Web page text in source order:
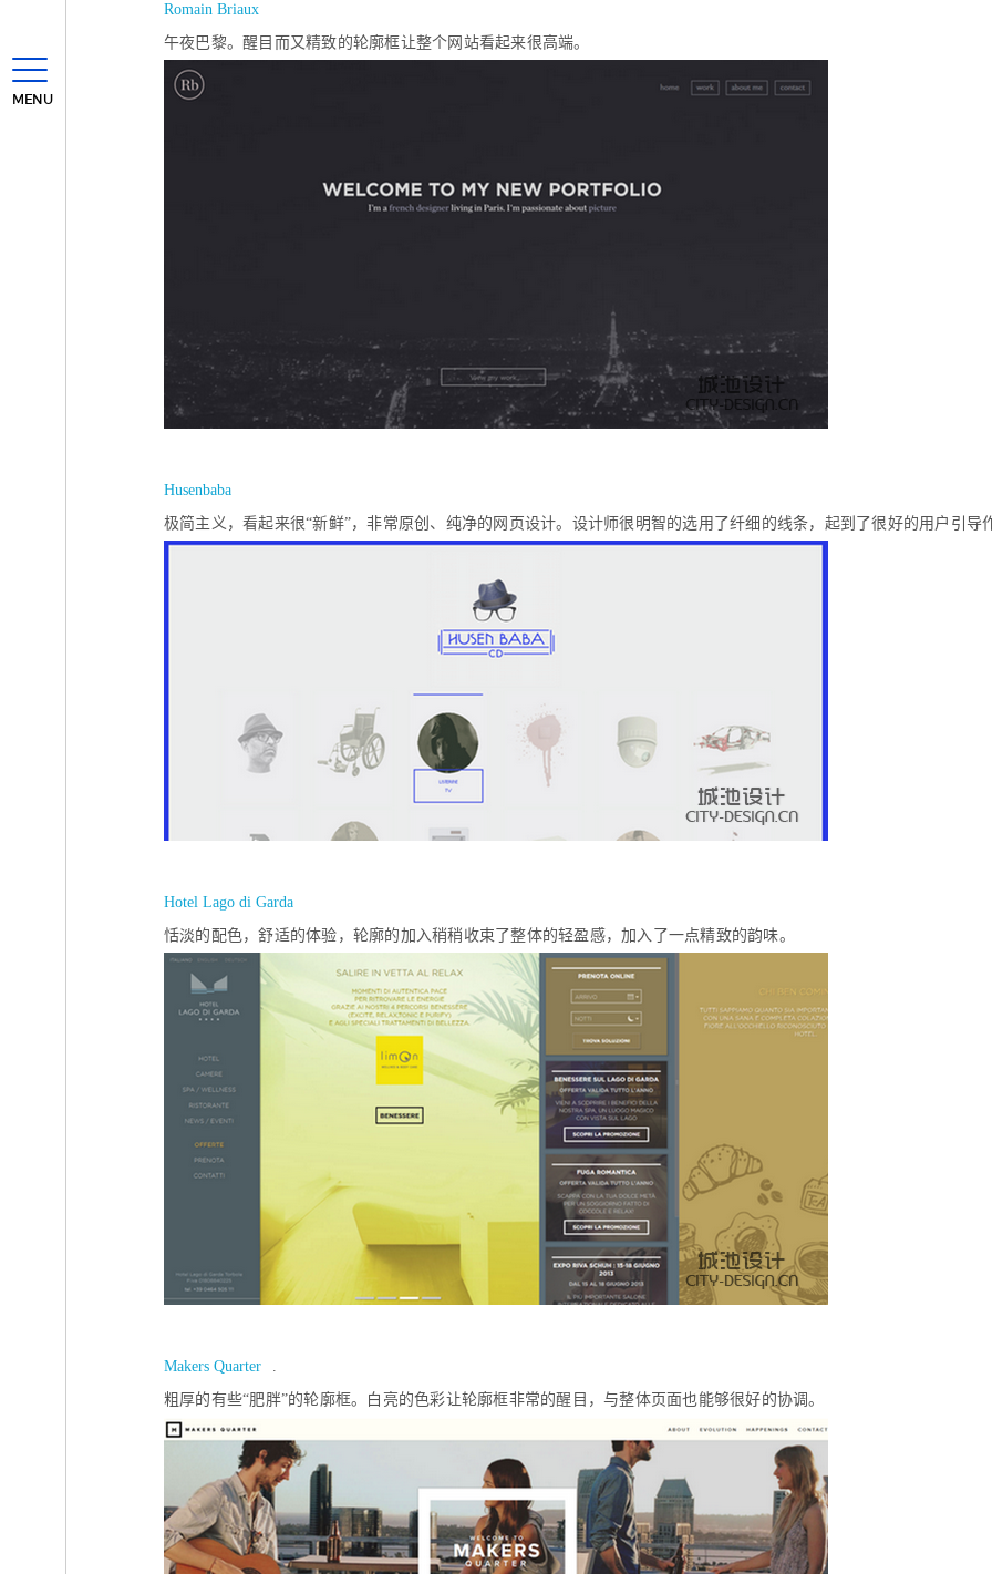
MENU
Romain Briaux
午夜巴黎。醒目而又精致的轮廓框让整个网站看起来很高端。
Husenbaba
极简主义，看起来很“新鲜”，非常原创、纯净的网页设计。设计师很明智的选用了纤细的线条，起到了很好的用户引导
Hotel Lago di Garda
恬淡的配色，舒适的体验，轮廓的加入稍稍收束了整体的轻盈感，加入了一点精致的韵味。
Makers Quarter
.
粗厚的有些“肥胖”的轮廓框。白亮的色彩让轮廓框非常的醒目，与整体页面也能够很好的协调。